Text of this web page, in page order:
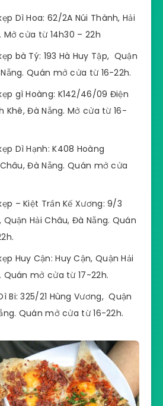
Dì Hoa: 62/2A Núi Thành, Hải
Mở cửa từ 14h30 – 22h
bà Tý: 193 Hà Huy Tập, Quận
Quán mở cửa từ 16-22h.
gì Hoàng: K142/46/09 Điện
Khê, Đà Nẵng. Mở cửa từ 16-
Dì Hạnh: K408 Hoàng
Đà Nẵng. Quán mở cửa
– Kiệt Trần Kế Xương: 9/3
Hải Châu, Đà Nẵng. Quán
Huy Cận: Huy Cận, Quận Hải
Quán mở cửa từ 17-22h.
Bi: 325/21 Hùng Vương, Quận
Quán mở cửa từ 16-22h.